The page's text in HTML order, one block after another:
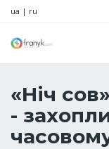
ua | ru
«Ніч
-